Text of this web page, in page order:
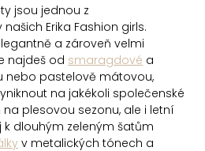
jsou jednou z
Erika Fashion girls.
a zároveň velmi
najdeš od smaragdové a
nebo pastelově mátovou,
na jakékoli společenské
plesovou sezonu, ale i letní
k dlouhým zeleným šatům
v metalických tónech a